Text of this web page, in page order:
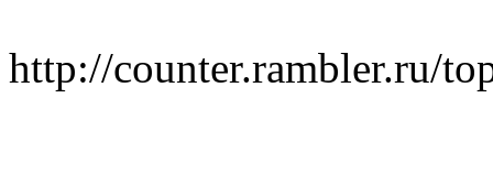
http://counter.rambler.ru/